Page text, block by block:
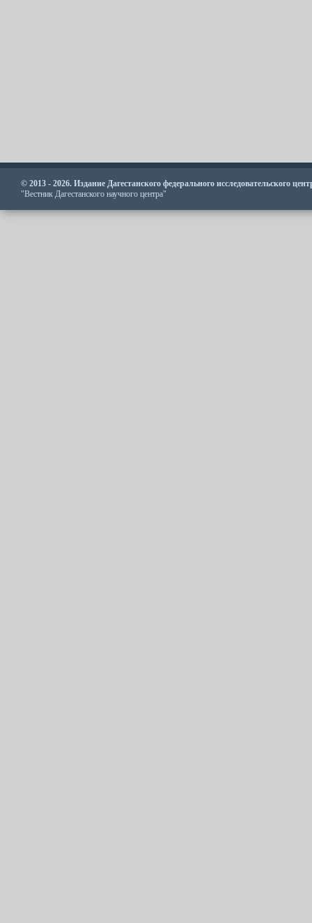
© 2013 - 2026. Издание Дагестанского федерального исследовательского
"Вестник Дагестанского научного центра"